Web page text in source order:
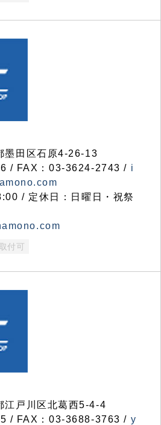
田区石原4-26-13
/ FAX：03-3624-2743 / i
/ 定休日：日曜日・祝祭
付可
戸川区北葛西5-4-4
/ FAX：03-3688-3763 / y